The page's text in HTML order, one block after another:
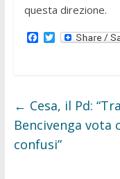
questa direzione.
F
o
k
T
r
← Cesa, il Pd:
Bencivenga vota
confusi”